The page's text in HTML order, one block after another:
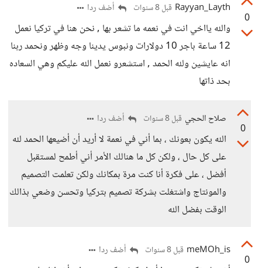
0
Rayyan_Layth قبل 8 سنوات أضف ردا
والله يااخي انت في نعمه ما تشعر بها , نحن هنا في تركيا نعمل
12 ساعة باجر 10 دولارات ونبوس يدينا وجه وظهر ونحمد ربنا
انه عايشين ولله الحمد , استشعرو نعمل الله عليكم وهي السعاده
بحد ذاتها
0
صلاح الحجي قبل 8 سنوات أضف ردا
الله يكون بعونك ، بما أني في نعمة لا أريد أن أضيعها الحمد لله
على كل حال ، ولكن كل ما هنالك الأمر أني أطمح لمستقبل
أفضل ، على فكرة أنا كنت مرة بمكانك ولكن تعلمت التصميم
والمونتاج واشتغلت بشركة تصميم بتركيا وتحسن وضعي بذالك
الوقت بفضل الله
0
meMOh_is قبل 8 سنوات أضف ردا